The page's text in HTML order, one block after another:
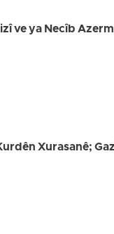
ve ya Necîb
Xurasanê;